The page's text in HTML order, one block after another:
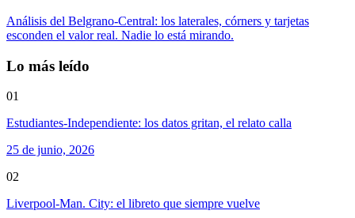
Análisis del Belgrano-Central: los laterales, córners y tarjetas
esconden el valor real. Nadie lo está mirando.
Lo más leído
01
Estudiantes-Independiente: los datos gritan, el relato calla
25 de junio, 2026
02
Liverpool-Man. City: el libreto que siempre vuelve